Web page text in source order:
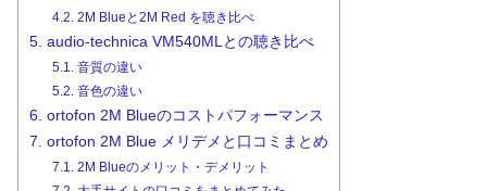
4.2.2M Blueと2M Red を聴き比べ
5. audio-technica VM540MLとの聴き比べ
5.1.音質の違い
5.2.音色の違い
6. ortofon 2M Blueのコストパフォーマンス
7. ortofon 2M Blue メリデメと口コミまとめ
7.1.2M Blueのメリット・デメリット